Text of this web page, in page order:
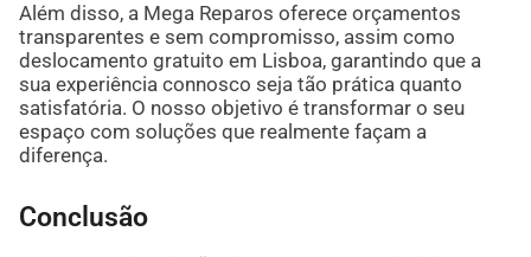
Além disso, a Mega Reparos oferece orçamentos
transparentes e sem compromisso, assim como
deslocamento gratuito em Lisboa, garantindo que a
sua experiência connosco seja tão prática quanto
satisfatória. O nosso objetivo é transformar o seu
espaço com soluções que realmente façam a
diferença.
Conclusão